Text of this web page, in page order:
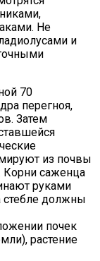
Не
и
70
перегноя,
Затем
из почвы
Корни саженца
руками
стебле должны
почек
растение